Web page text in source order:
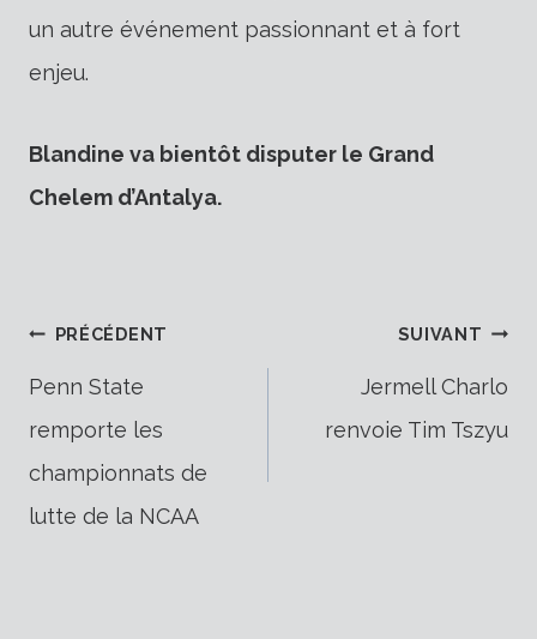
un autre événement passionnant et à fort
enjeu.
Blandine va bientôt disputer le Grand
Chelem d’Antalya.
Navigation
de
PRÉCÉDENT
Penn State
remporte les
championnats de
lutte de la NCAA
SUIVANT
Jermell Charlo
renvoie Tim Tszyu